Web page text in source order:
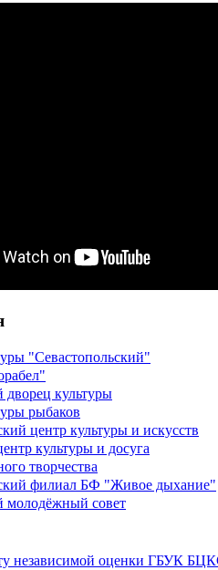
"Севастопольский"
дворец культуры
рыбаков
центр культуры и искусств
культуры и досуга
творчества
филиал БФ "Живое дыхание"
молодёжный совет
независимой оценки ГБУК